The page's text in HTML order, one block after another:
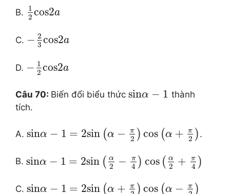
B.
1
2 cos2a
C. − 2
3 cos2a
D. − 1
2 cos2a
Câu 70: Biến đổi biểu thức sinα − 1 thành
tích.
A. sinα − 1 = 2sin (α − π
2 ) cos (α + π
2 ) .
B. sinα − 1 = 2sin ( α
2 − π
4 ) cos ( α
2 + π
4 )
C. sinα − 1 = 2sin (α + π ) cos (α − π )